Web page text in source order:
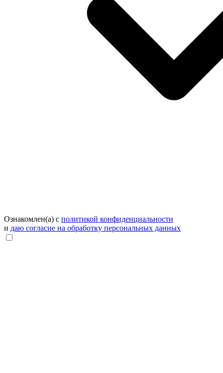
Ознакомлен(а) с политикой конфиденциальности
и даю согласие на обработку персональных данных